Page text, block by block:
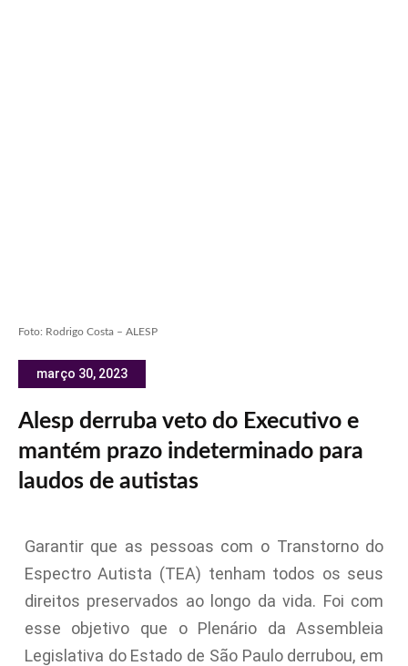
Foto: Rodrigo Costa – ALESP
março 30, 2023
Alesp derruba veto do Executivo e
mantém prazo indeterminado para
laudos de autistas
Garantir que as pessoas com o Transtorno do
Espectro Autista (TEA) tenham todos os seus
direitos preservados ao longo da vida. Foi com
esse objetivo que o Plenário da Assembleia
Legislativa do Estado de São Paulo derrubou, em